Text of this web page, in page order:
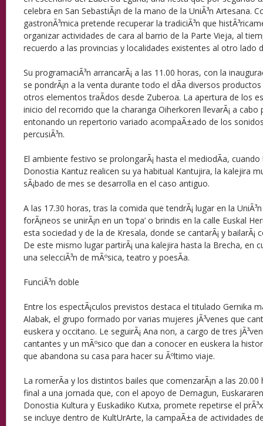
celebra en San SebastiÃ¡n de la mano de la UniÃ³n Artesana.
gastronÃ³mica pretende recuperar la tradiciÃ³n que
organizar actividades de cara al barrio de la Parte Vieja, al
recuerdo a las provincias y localidades existentes al otro lado
Su programaciÃ³n arrancarÃ¡ a las 11.00 horas, con la
se pondrÃ¡n a la venta durante todo el dÃ­a diversos
otros elementos traÃ­dos desde Zuberoa. La apertura de los
inicio del recorrido que la charanga Oiherkoren llevarÃ¡ a cabo
entonando un repertorio variado acompaÃ±ado de los
percusiÃ³n.
El ambiente festivo se prolongarÃ¡ hasta el mediodÃ­a,
Donostia Kantuz realicen su ya habitual Kantujira, la kalejira
sÃ¡bado de mes se desarrolla en el caso antiguo.
A las 17.30 horas, tras la comida que tendrÃ¡ lugar en la
forÃ¡neos se unirÃ¡n en un ‘topa’ o brindis en la calle Euskal
esta sociedad y de la de Kresala, donde se cantarÃ¡ y bailarÃ¡
De este mismo lugar partirÃ¡ una kalejira hasta la Brecha, en
una selecciÃ³n de mÃºsica, teatro y poesÃ­a.
FunciÃ³n doble
Entre los espectÃ¡culos previstos destaca el titulado Gernika
Alabak, el grupo formado por varias mujeres jÃ³venes que
euskera y occitano. Le seguirÃ¡ Ana non, a cargo de tres
cantantes y un mÃºsico que dan a conocer en euskera la
que abandona su casa para hacer su Ãºltimo viaje.
La romerÃ­a y los distintos bailes que comenzarÃ¡n a las 20.00
final a una jornada que, con el apoyo de Demagun,
Donostia Kultura y Euskadiko Kutxa, promete repetirse el
se incluye dentro de KultUrArte, la campaÃ±a de actividades